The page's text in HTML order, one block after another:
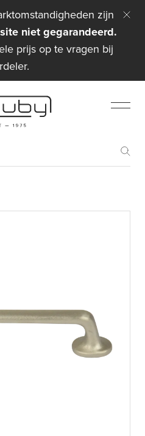
zijn
niet gegarandeerd.
prijs op te vragen bij